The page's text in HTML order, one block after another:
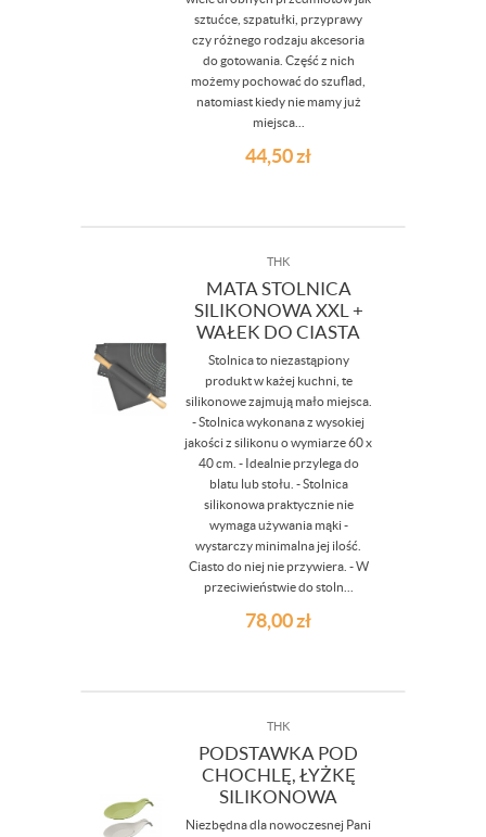
sztućce, szpatułki, przyprawy
czy różnego rodzaju akcesoria
do gotowania. Część z nich
możemy pochować do szuflad,
natomiast kiedy nie mamy już
miejsca...
44,50zł
THK
MATA STOLNICA
SILIKONOWA XXL +
WAŁEK DO CIASTA
Stolnica to niezastąpiony
produkt w każej kuchni, te
silikonowe zajmują mało miejsca.
- Stolnica wykonana z wysokiej
jakości z silikonu o wymiarze 60 x
40 cm. - Idealnie przylega do
blatu lub stołu. - Stolnica
silikonowa praktycznie nie
wymaga używania mąki -
wystarczy minimalna jej ilość.
Ciasto do niej nie przywiera. - W
przeciwieństwie do stoln...
78,00zł
THK
PODSTAWKA POD
CHOCHLĘ, ŁYŻKĘ
SILIKONOWA
Niezbędna dla nowoczesnej Pani